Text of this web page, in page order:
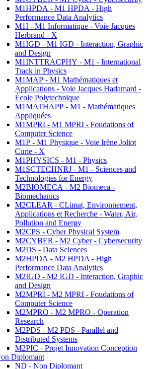
M1HPDA - M1 HPDA - High
Performance Data Analytics
M1I - M1 Informatique - Voie Jacques
Herbrand - X
M1IGD - M1 IGD - Interaction, Graphic
and Design
M1INTTRACPHY - M1 - International
Track in Physics
M1MAP - M1 Mathématiques et
Applications - Voie Jacques Hadamard -
École Polytechnique
M1MATHAPP - M1 - Mathématiques
Appliquées
M1MPRI - M1 MPRI - Foudations of
Computer Science
M1P - M1 Physique - Voie Irène Joliot
Curie - X
M1PHYSICS - M1 - Physics
M1SCTECHNRJ - M1 - Sciences and
Technologies for Energy
M2BIOMECA - M2 Biomeca -
Biomechanics
M2CLEAR - CLimat, Environnement,
Applications et Recherche - Water, Air,
Pollution and Energy
M2CPS - Cyber Physical System
M2CYBER - M2 Cyber - Cybersecurity
M2DS - Data Sciences
M2HPDA - M2 HPDA - High
Performance Data Analytics
M2IGD - M2 IGD - Interaction, Graphic
and Design
M2MPRI - M2 MPRI - Foudations of
Computer Science
M2MPRO - M2 MPRO - Operation
Research
M2PDS - M2 PDS - Parallel and
Distributed Systems
M2PIC - Projet Innovation Conception
Diplomant
ND - Non Diplomant